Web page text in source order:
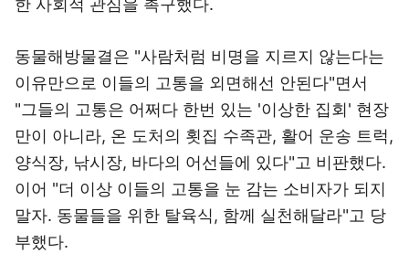
한 사회적 관심을 촉구했다.
동물해방물결은 "사람처럼 비명을 지르지 않는다는
이유만으로 이들의 고통을 외면해선 안된다"면서
"그들의 고통은 어쩌다 한번 있는 '이상한 집회' 현장
만이 아니라, 온 도처의 횟집 수족관, 활어 운송 트럭,
양식장, 낚시장, 바다의 어선들에 있다"고 비판했다.
이어 "더 이상 이들의 고통을 눈 감는 소비자가 되지
말자. 동물들을 위한 탈육식, 함께 실천해달라"고 당
부했다.